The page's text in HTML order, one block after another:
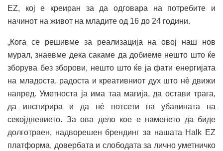
EZ, кој е креиран за да одговара на потребите и
начинот на живот на младите од 16 до 24 години.
„Кога се решивме за реализација на овој наш нов
мурал, знаевме дека сакаме да добиеме нешто што ќе
зборува без зборови, нешто што ќе ја фати енергијата
на младоста, радоста и креативниот дух што нè движи
напред. Уметноста ја има таа магија, да остави трага,
да инспирира и да нè потсети на убавината на
секојдневието. За ова дело кое е наменето да биде
долготраен, надворешен брендинг за нашата Halk ЕZ
платформа, довербата и слободата за лично уметничко